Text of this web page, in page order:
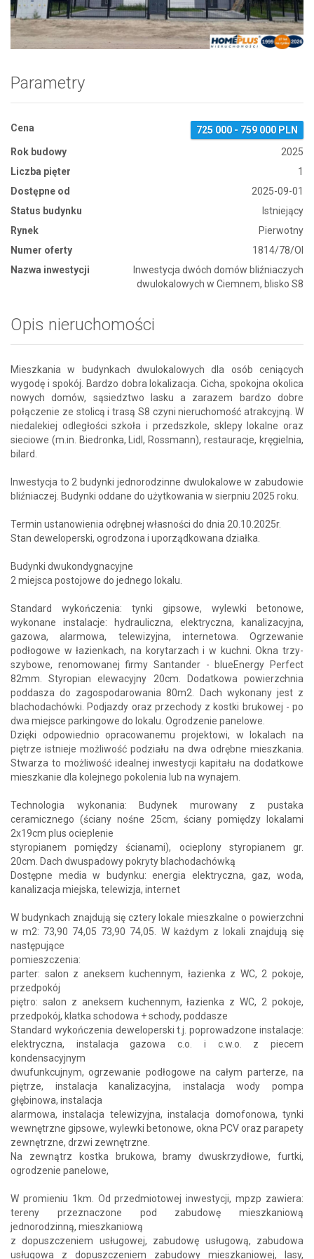
Zdjęcie 1
Parametry
Cena
725 000 - 759 000 PLN
Rok budowy
2025
Liczba pięter
1
Dostępne od
2025-09-01
Status budynku
Istniejący
Rynek
Pierwotny
Numer oferty
1814/78/OI
Nazwa inwestycji
Inwestycja dwóch domów bliźniaczych
dwulokalowych w Ciemnem, blisko S8
Opis nieruchomości
Mieszkania w budynkach dwulokalowych dla osób ceniących
wygodę i spokój. Bardzo dobra lokalizacja. Cicha, spokojna okolica
nowych domów, sąsiedztwo lasku a zarazem bardzo dobre
połączenie ze stolicą i trasą S8 czyni nieruchomość atrakcyjną. W
niedalekiej odległości szkoła i przedszkole, sklepy lokalne oraz
sieciowe (m.in. Biedronka, Lidl, Rossmann), restauracje, kręgielnia,
bilard.
Inwestycja to 2 budynki jednorodzinne dwulokalowe w zabudowie
bliźniaczej. Budynki oddane do użytkowania w sierpniu 2025 roku.
Termin ustanowienia odrębnej własności do dnia 20.10.2025r.
Stan deweloperski, ogrodzona i uporządkowana działka.
Budynki dwukondygnacyjne
2 miejsca postojowe do jednego lokalu.
Standard wykończenia: tynki gipsowe, wylewki betonowe,
wykonane instalacje: hydrauliczna, elektryczna, kanalizacyjna,
gazowa, alarmowa, telewizyjna, internetowa. Ogrzewanie
podłogowe w łazienkach, na korytarzach i w kuchni. Okna trzy-
szybowe, renomowanej firmy Santander - blueEnergy Perfect
82mm. Styropian elewacyjny 20cm. Dodatkowa powierzchnia
poddasza do zagospodarowania 80m2. Dach wykonany jest z
blachodachówki. Podjazdy oraz przechody z kostki brukowej - po
dwa miejsce parkingowe do lokalu. Ogrodzenie panelowe.
Dzięki odpowiednio opracowanemu projektowi, w lokalach na
piętrze istnieje możliwość podziału na dwa odrębne mieszkania.
Stwarza to możliwość idealnej inwestycji kapitału na dodatkowe
mieszkanie dla kolejnego pokolenia lub na wynajem.
Technologia wykonania: Budynek murowany z pustaka
ceramicznego (ściany nośne 25cm, ściany pomiędzy lokalami
2x19cm plus ocieplenie
styropianem pomiędzy ścianami), ocieplony styropianem gr.
20cm. Dach dwuspadowy pokryty blachodachówką
Dostępne media w budynku: energia elektryczna, gaz, woda,
kanalizacja miejska, telewizja, internet
W budynkach znajdują się cztery lokale mieszkalne o powierzchni
w m2: 73,90 74,05 73,90 74,05. W każdym z lokali znajdują się
następujące
pomieszczenia:
parter: salon z aneksem kuchennym, łazienka z WC, 2 pokoje,
przedpokój
piętro: salon z aneksem kuchennym, łazienka z WC, 2 pokoje,
przedpokój, klatka schodowa + schody, poddasze
Standard wykończenia deweloperski t.j. poprowadzone instalacje:
elektryczna, instalacja gazowa c.o. i c.w.o. z piecem
kondensacyjnym
dwufunkcujnym, ogrzewanie podłogowe na całym parterze, na
piętrze, instalacja kanalizacyjna, instalacja wody pompa
głębinowa, instalacja
alarmowa, instalacja telewizyjna, instalacja domofonowa, tynki
wewnętrzne gipsowe, wylewki betonowe, okna PCV oraz parapety
zewnętrzne, drzwi zewnętrzne.
Na zewnątrz kostka brukowa, bramy dwuskrzydłowe, furtki,
ogrodzenie panelowe,
W promieniu 1km. Od przedmiotowej inwestycji, mpzp zawiera:
tereny przeznaczone pod zabudowę mieszkaniową
jednorodzinną, mieszkaniową
z dopuszczeniem usługowej, zabudowę usługową, zabudowa
usługowa z dopuszczeniem zabudowy mieszkaniowej, lasy,